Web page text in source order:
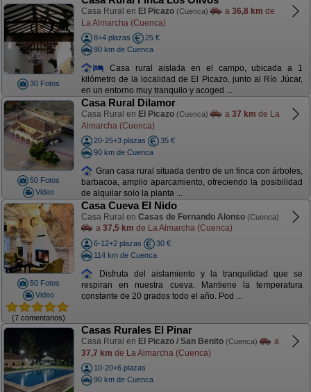
30 Fotos
Casa Rural en El Picazo (Cuenca) a 36,8 km de
La Almarcha (Cuenca)
8+4 plazas
25 €
90 km de Cuenca
Casa rural aislada en el campo, ubicada a 1
kilómetro de la localidad de El Picazo, junto al Río Júcar,
en un entorno muy tranquilo y acoged ...
50 Fotos
Video
Casa Rural Dilamor
Casa Rural en El Picazo (Cuenca) a 37 km de La
Almarcha (Cuenca)
20-25+3 plazas
35 €
90 km de Cuenca
Gran casa rural situada dentro de un finca con árboles,
barbacoa, amplio aparcamiento, ofreciendo la posibilidad
de alquilar solo la planta ...
50 Fotos
Video
(7 comentarios)
Casa Cueva El Nido
Casa Rural en Casas de Fernando Alonso (Cuenca)
a 37,5 km de La Almarcha (Cuenca)
6-12+2 plazas
30 €
114 km de Cuenca
Disfruta del aislamiento y la tranquilidad que se
respiran en nuestra cueva. Mantiene la temperatura
constante de 20 grados todo el año. Pod ...
Casas Rurales El Pinar
Casa Rural en El Picazo / San Benito (Cuenca)
a
37,7 km de La Almarcha (Cuenca)
10-20+6 plazas
90 km de Cuenca